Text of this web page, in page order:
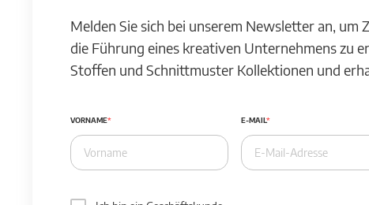
Melden Sie sich bei unserem Newsletter an,
die Führung eines kreativen Unternehmens zu
Stoffen und Schnittmuster Kollektionen und
VORNAME E-MAIL